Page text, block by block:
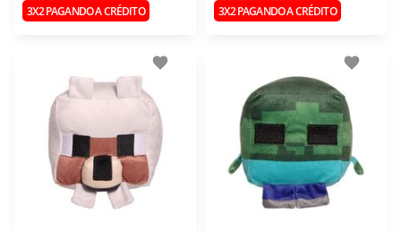
3X2 PAGANDO A CRÉDITO 3X2 PAGANDO A CRÉDITO
favorite favorite